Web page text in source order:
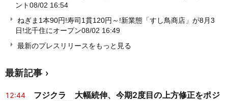
ント08/02 16:54
ねぎま1本90円!寿司1貫120円～!新業態「すし鳥商店」が8月3
日!北千住にオープン08/02 16:49
最新のプレスリリースをもっと見る
最新記事
12:44
フジクラ 大幅続伸、今期2度目の上方修正をポジ